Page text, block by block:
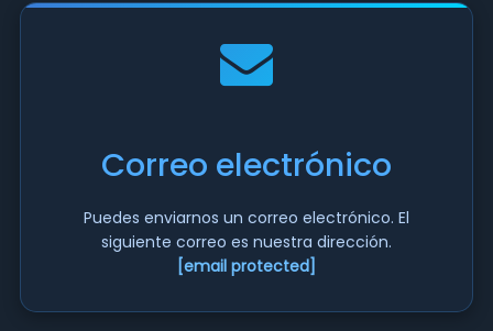
Correo electrónico
Puedes enviarnos un correo electrónico. El
siguiente correo es nuestra dirección.
[email protected]